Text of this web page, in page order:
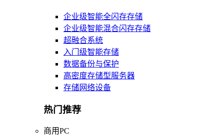
企业级智能全闪存存储
企业级智能混合闪存存储
超融合系统
入门级智能存储
数据备份与保护
高密度存储型服务器
存储网络设备
热门推荐
商用PC